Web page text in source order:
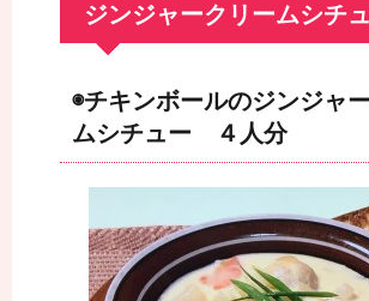
ジンジャークリームシチ
◉チキンボールのジンジャ
ムシチュー ４人分